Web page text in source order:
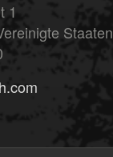
1
Staaten